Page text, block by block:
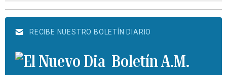
RECIBE NUESTRO BOLETÍN DIARIO
Boletín A.M.